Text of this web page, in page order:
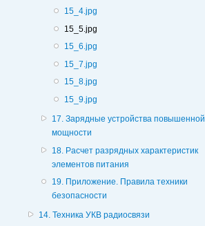
15_4.jpg
15_5.jpg
15_6.jpg
15_7.jpg
15_8.jpg
15_9.jpg
17. Зарядные устройства повышенной
мощности
18. Расчет разрядных характеристик
элементов питания
19. Приложение. Правила техники
безопасности
14. Техника УКВ радиосвязи